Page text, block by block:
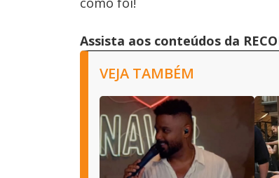
Assista aos conteúdos da
VEJA TAMBÉM